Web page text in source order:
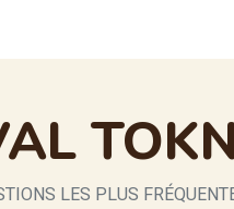
LES PLUS